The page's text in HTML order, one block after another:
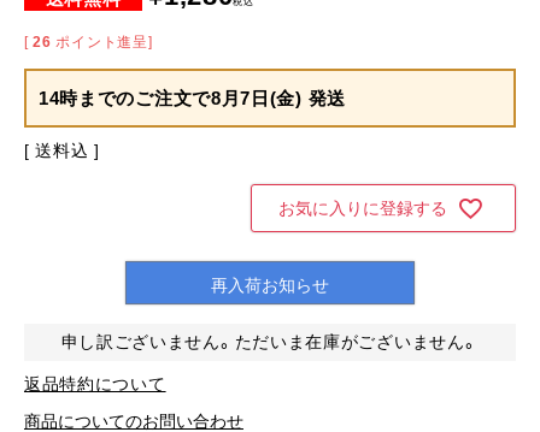
[ 26 ポイント進呈]
14時までのご注文で8月7日(金) 発送
送料込
お気に入りに登録する
再入荷お知らせ
申し訳ございません。ただいま在庫がございません。
返品特約について
商品についてのお問い合わせ